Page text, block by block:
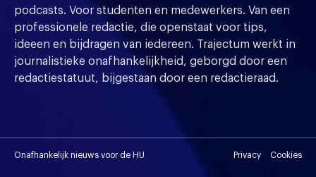
podcasts. Voor studenten en medewerkers. Van een
professionele redactie, die openstaat voor tips,
ideeen en bijdragen van iedereen. Trajectum werkt in
journalistieke onafhankelijkheid, geborgd door een
redactiestatuut, bijgestaan door een redactieraad.
Onafhankelijk nieuws voor de HU Privacy Cookies